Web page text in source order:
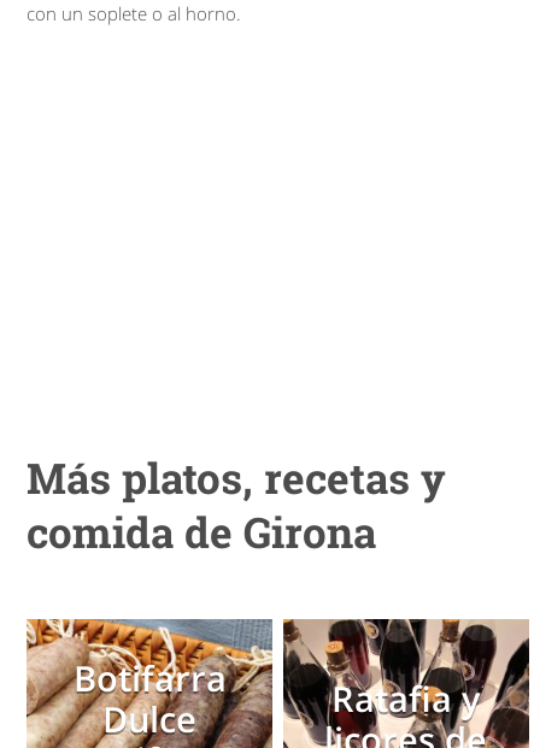
con un soplete o al horno.
Más platos, recetas y
comida de Girona
Botifarra
Dulce
Ratafia y